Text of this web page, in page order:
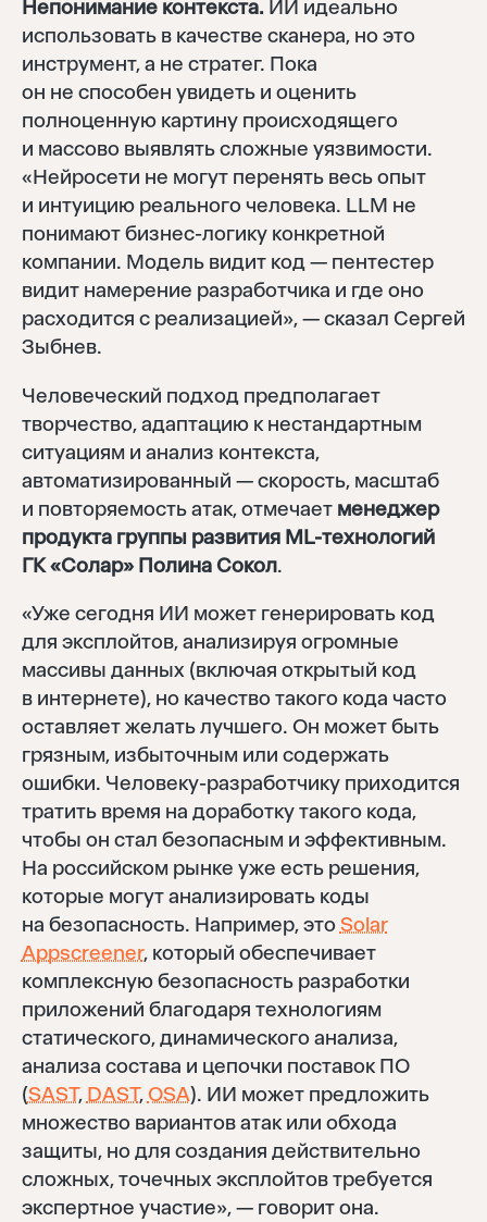
Непонимание контекста.ИИ идеально
использовать в качестве сканера, но это
инструмент, а не стратег. Пока
он не способен увидеть и оценить
полноценную картину происходящего
и массово выявлять сложные уязвимости.
«Нейросети не могут перенять весь опыт
и интуицию реального человека. LLM не
понимают бизнес-логику конкретной
компании. Модель видит код — пентестер
видит намерение разработчика и где оно
расходится с реализацией», — сказал Сергей
Зыбнев.
Человеческий подход предполагает
творчество, адаптацию к нестандартным
ситуациям и анализ контекста,
автоматизированный — скорость, масштаб
и повторяемость атак, отмечает менеджер
продукта группы развития ML-технологий
ГК «Солар» Полина Сокол.
«Уже сегодня ИИ может генерировать код
для эксплойтов, анализируя огромные
массивы данных (включая открытый код
в интернете), но качество такого кода часто
оставляет желать лучшего. Он может быть
грязным, избыточным или содержать
ошибки. Человеку-разработчику приходится
тратить время на доработку такого кода,
чтобы он стал безопасным и эффективным.
На российском рынке уже есть решения,
которые могут анализировать коды
на безопасность. Например, этоSolar
Appscreener, который обеспечивает
комплексную безопасность разработки
приложений благодаря технологиям
статического, динамического анализа,
анализа состава и цепочки поставок ПО
(SAST, DAST,OSA). ИИ может предложить
множество вариантов атак или обхода
защиты, но для создания действительно
сложных, точечных эксплойтов требуется
экспертное участие», — говорит она.
Войти
Забыли пароль?
Нет аккаунта?Регистрация
Восстановить
Отправить